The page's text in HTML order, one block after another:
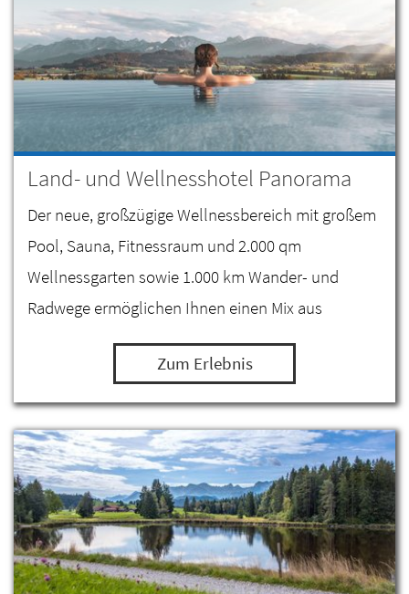
Land- und Wellnesshotel Panorama
Der neue, großzügige Wellnessbereich mit großem
Pool, Sauna, Fitnessraum und 2.000 qm
Wellnessgarten sowie 1.000 km Wander- und
Radwege ermöglichen Ihnen einen Mix aus
sportlicher Aktivität und Entspannung auf
höchstem Niveau. Freuen Sie sich auf…
Zum Erlebnis